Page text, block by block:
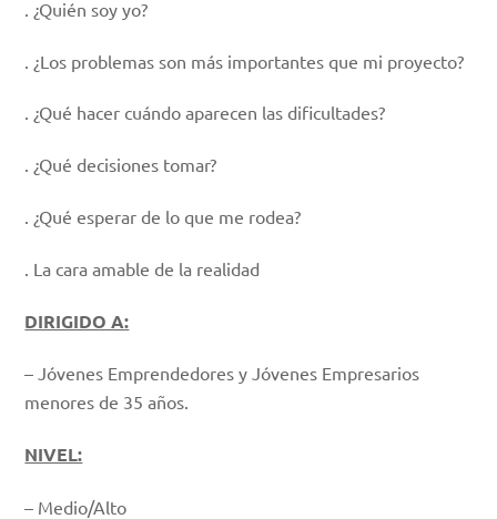
. ¿Quién soy yo?
. ¿Los problemas son más importantes que mi proyecto?
. ¿Qué hacer cuándo aparecen las dificultades?
. ¿Qué decisiones tomar?
. ¿Qué esperar de lo que me rodea?
. La cara amable de la realidad
DIRIGIDO A:
– Jóvenes Emprendedores y Jóvenes Empresarios
menores de 35 años.
NIVEL:
– Medio/Alto